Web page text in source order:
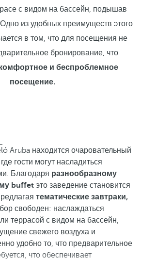
с видом на бассейн, подышав
из удобных преимуществ этого
в том, что для посещения не
бронирование, что
и беспроблемное
посещение.
Aruba находится очаровательный
где гости могут насладиться
Благодаря разнообразному
buffet это заведение становится
тематические завтраки,
свободен: наслаждаться
террасой с видом на бассейн,
свежего воздуха и
удобно то, что предварительное
что обеспечивает